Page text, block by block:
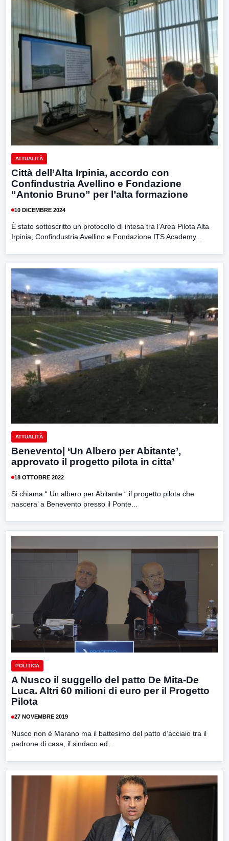
ATTUALITÀ
Città dell’Alta Irpinia, accordo con
Confindustria Avellino e Fondazione
“Antonio Bruno” per l’alta formazione
10 DICEMBRE 2024
È stato sottoscritto un protocollo di intesa tra l’Area Pilota Alta
Irpinia, Confindustria Avellino e Fondazione ITS Academy...
ATTUALITÀ
Benevento| ‘Un Albero per Abitante’,
approvato il progetto pilota in citta’
18 OTTOBRE 2022
Si chiama “ Un albero per Abitante “ il progetto pilota che
nascera’ a Benevento presso il Ponte...
POLITICA
A Nusco il suggello del patto De Mita-De
Luca. Altri 60 milioni di euro per il Progetto
Pilota
27 NOVEMBRE 2019
Nusco non è Marano ma il battesimo del patto d’acciaio tra il
padrone di casa, il sindaco ed...